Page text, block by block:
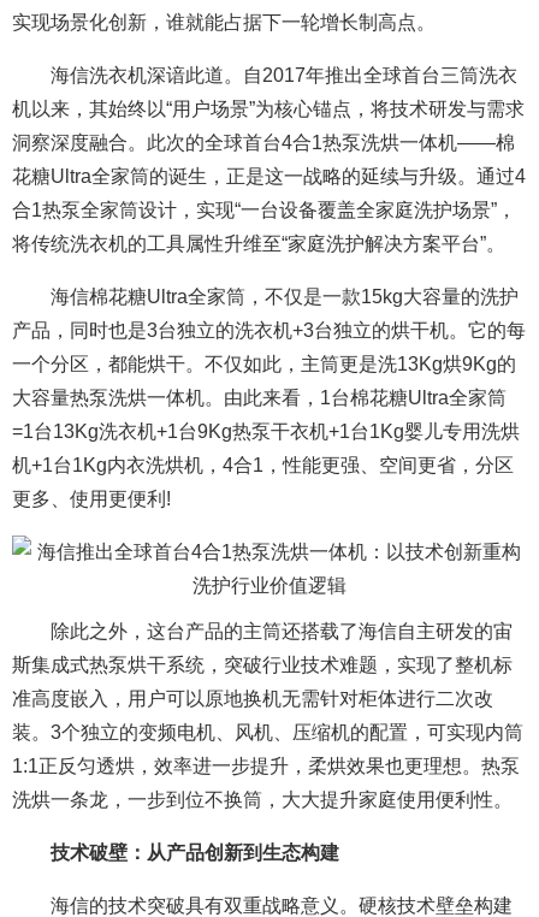
实现场景化创新，谁就能占据下一轮增长制高点。
海信洗衣机深谙此道。自2017年推出全球首台三筒洗衣
机以来，其始终以“用户场景”为核心锚点，将技术研发与需求
洞察深度融合。此次的全球首台4合1热泵洗烘一体机——棉
花糖Ultra全家筒的诞生，正是这一战略的延续与升级。通过4
合1热泵全家筒设计，实现“一台设备覆盖全家庭洗护场景”，
将传统洗衣机的工具属性升维至“家庭洗护解决方案平台”。
海信棉花糖Ultra全家筒，不仅是一款15kg大容量的洗护
产品，同时也是3台独立的洗衣机+3台独立的烘干机。它的每
一个分区，都能烘干。不仅如此，主筒更是洗13Kg烘9Kg的
大容量热泵洗烘一体机。由此来看，1台棉花糖Ultra全家筒
=1台13Kg洗衣机+1台9Kg热泵干衣机+1台1Kg婴儿专用洗烘
机+1台1Kg内衣洗烘机，4合1，性能更强、空间更省，分区
更多、使用更便利!
除此之外，这台产品的主筒还搭载了海信自主研发的宙
斯集成式热泵烘干系统，突破行业技术难题，实现了整机标
准高度嵌入，用户可以原地换机无需针对柜体进行二次改
装。3个独立的变频电机、风机、压缩机的配置，可实现内筒
1:1正反匀透烘，效率进一步提升，柔烘效果也更理想。热泵
洗烘一条龙，一步到位不换筒，大大提升家庭使用便利性。
技术破壁：从产品创新到生态构建
海信的技术突破具有双重战略意义。硬核技术壁垒构建